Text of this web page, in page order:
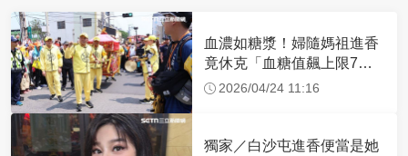
血濃如糖漿！婦隨媽祖進香
竟休克「血糖值飆上限7
倍」 醫曝原因
2026/04/24 11:16
獨家／白沙屯進香便當是她